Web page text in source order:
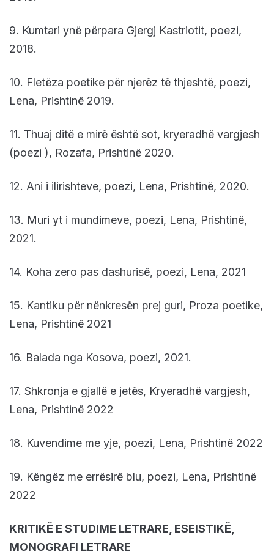
9. Kumtari ynë përpara Gjergj Kastriotit, poezi,
2018.
10. Fletëza poetike për njerëz të thjeshtë, poezi,
Lena, Prishtinë 2019.
11. Thuaj ditë e mirë është sot, kryeradhë vargjesh
(poezi ), Rozafa, Prishtinë 2020.
12. Ani i ilirishteve, poezi, Lena, Prishtinë, 2020.
13. Muri yt i mundimeve, poezi, Lena, Prishtinë,
2021.
14. Koha zero pas dashurisë, poezi, Lena, 2021
15. Kantiku për nënkresën prej guri, Proza poetike,
Lena, Prishtinë 2021
16. Balada nga Kosova, poezi, 2021.
17. Shkronja e gjallë e jetës, Kryeradhë vargjesh,
Lena, Prishtinë 2022
18. Kuvendime me yje, poezi, Lena, Prishtinë 2022
19. Këngëz me errësirë blu, poezi, Lena, Prishtinë
2022
KRITIKË E STUDIME LETRARE, ESEISTIKË,
MONOGRAFI LETRARE